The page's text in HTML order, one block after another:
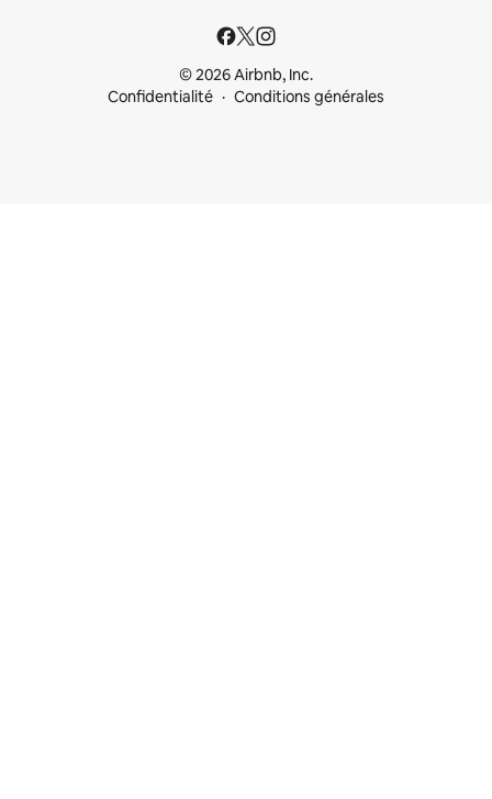
© 2026 Airbnb, Inc.
Confidentialité
Conditions générales